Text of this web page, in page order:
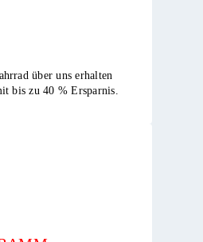
über uns erhalten
bis zu 40 % Ersparnis.​